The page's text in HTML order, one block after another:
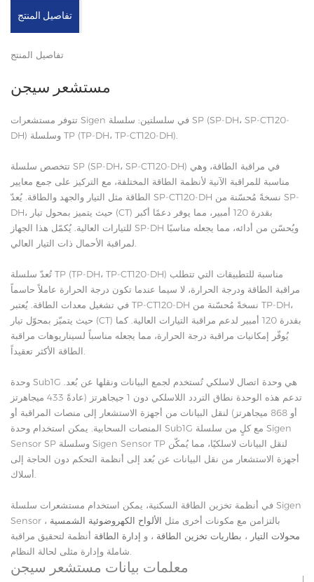
تفاصيل المنتج
تفاصيل المنتج
مستشعر سيجن
تتوفر مستشعرات Sigen في سلسلتين: سلسلة SP (SP-DH، SP-CT120-
DH) وسلسلة TP (TP-DH، TP-CT120-DH).
تتخصص سلسلة SP (SP-DH، SP-CT120-DH) في مراقبة الطاقة، وهي
مناسبة للمراقبة الآنية لأنظمة الطاقة المختلفة، مع التركيز على جمع معايير
الطاقة مثل التيار والجهد والطاقة. يُعدّ SP-CT120-DH نسخةً مُحسّنة من SP-
DH، حيث يتميز بمحول تيار (CT) بقدرة 120 أمبير، مما يوفر دعمًا أكبر
للتيارات العالية. يُكمّل هذا الجهاز SP-DH ويُحسّن من أدائه، مما يجعله مناسبًا
لمراقبة الأحمال ذات التيار العالي.
تُعدّ سلسلة TP (TP-DH، TP-CT120-DH) مناسبة للتطبيقات التي تتطلب
مراقبة الطاقة ودرجة الحرارة، لا سيما عندما تكون درجة الحرارة عاملاً حاسماً
في تشغيل معدات الطاقة. يُعتبر TP-CT120-DH نسخةً مُحسّنة من TP-DH،
حيث يتميّز بمحوّل تيار (CT) بقدرة 120 أمبير لدعم مراقبة التيارات العالية. كما
يُوفّر إمكانيات مراقبة درجة الحرارة، مما يجعله مناسباً لسيناريوهات مراقبة
الطاقة الأكثر تعقيداً.
وحدة Sub1G هي وحدة اتصال لاسلكي تُستخدم لجمع البيانات ونقلها عن بُعد.
تدعم هذه الوحدة نطاق التردد اللاسلكي دون 1 جيجاهرتز (عادةً 433 ميجاهرتز
أو 868 ميجاهرتز) لنقل البيانات من أجهزة الاستشعار إلى منصات المراقبة أو
المنصات السحابية. يمكن استخدام وحدة Sub1G مع كلٍ من سلسلة Sigen
Sensor SP وسلسلة Sigen Sensor TP لنقل البيانات لاسلكيًا، مما يُمكّن
أجهزة الاستشعار من نقل البيانات عن بُعد إلى أنظمة التحكم دون الحاجة إلى
أسلاك.
في أنظمة تخزين الطاقة السكنية، يمكن استخدام مستشعرات سلسلة Sigen
Sensor بالتزامن مع مكونات أخرى مثل الألواح الكهروضوئية الشمسية ،
محولات التيار ، بطاريات تخزين الطاقة ، و إدارة الطاقة أنظمة لتحقيق مراقبة
شاملة وإدارة مثلى لحالة النظام.
معلمات بيانات مستشعر سيجن